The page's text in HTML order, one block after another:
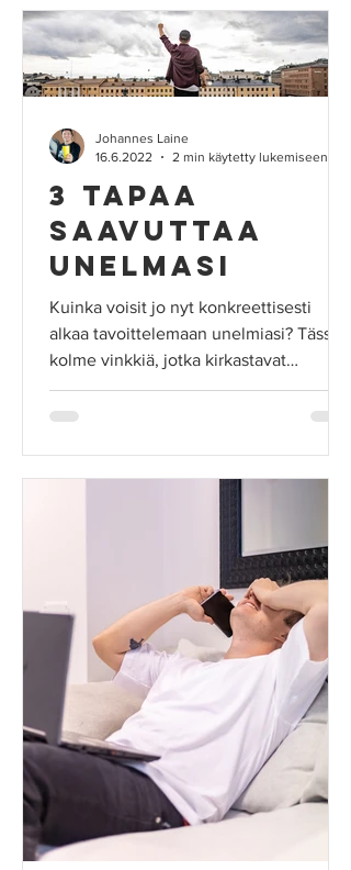
3 TAPAA
SAAVUTTAA
UNELMASI
Kuinka voisit jo nyt konkreettisesti
alkaa tavoittelemaan unelmiasi? Tässä
kolme vinkkiä, jotka kirkastavat
tavoitteitasi heti.
Johannes Laine
16.6.2022
2 min käytetty lukemiseen